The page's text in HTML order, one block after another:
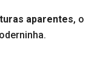
aparentes, o